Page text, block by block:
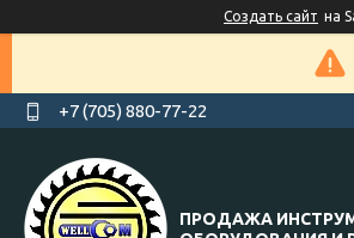
Создать сайт на
+7 (705) 880-77-22
ПРОДАЖА